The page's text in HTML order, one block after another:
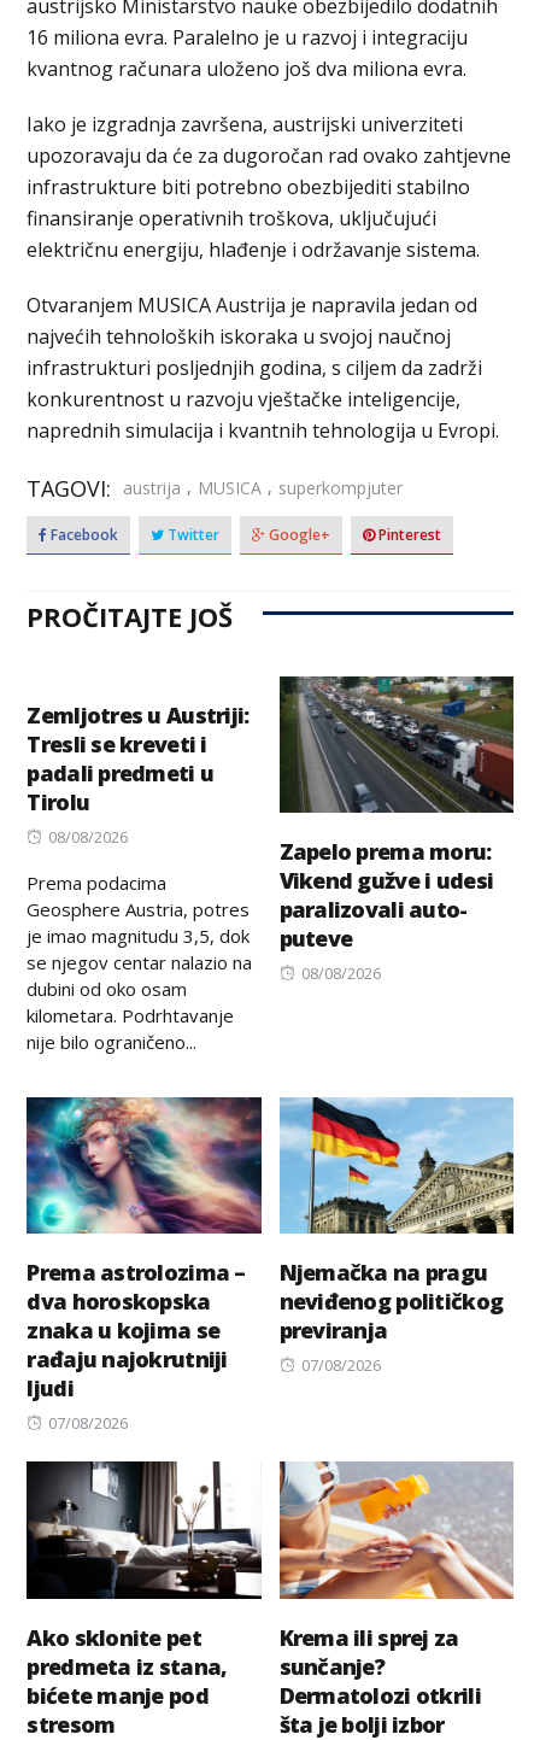
austrijsko Ministarstvo nauke obezbijedilo dodatnih
16 miliona evra. Paralelno je u razvoj i integraciju
kvantnog računara uloženo još dva miliona evra.
Iako je izgradnja završena, austrijski univerziteti
upozoravaju da će za dugoročan rad ovako zahtjevne
infrastrukture biti potrebno obezbijediti stabilno
finansiranje operativnih troškova, uključujući
električnu energiju, hlađenje i održavanje sistema.
Otvaranjem MUSICA Austrija je napravila jedan od
najvećih tehnoloških iskoraka u svojoj naučnoj
infrastrukturi posljednjih godina, s ciljem da zadrži
konkurentnost u razvoju vještačke inteligencije,
naprednih simulacija i kvantnih tehnologija u Evropi.
TAGOVI: austrija , MUSICA , superkompjuter
Facebook Twitter Google+ Pinterest
PROČITAJTE JOŠ
Zemljotres u Austriji:
Tresli se kreveti i
padali predmeti u
Tirolu
Posted
08/08/2026
Prema podacima
Geosphere Austria, potres
je imao magnitudu 3,5, dok
se njegov centar nalazio na
dubini od oko osam
kilometara. Podrhtavanje
nije bilo ograničeno...
Zapelo prema moru:
Vikend gužve i udesi
paralizovali auto-
puteve
Posted
08/08/2026
Prema astrolozima –
dva horoskopska
znaka u kojima se
rađaju najokrutniji
ljudi
Posted
07/08/2026
Njemačka na pragu
neviđenog političkog
previranja
Posted
07/08/2026
Ako sklonite pet
predmeta iz stana,
bićete manje pod
stresom
Krema ili sprej za
sunčanje?
Dermatolozi otkrili
šta je bolji izbor